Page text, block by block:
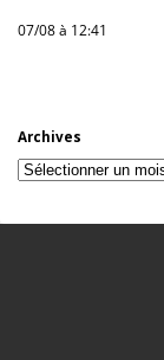
07/08 à 12:41
Archives
Archives